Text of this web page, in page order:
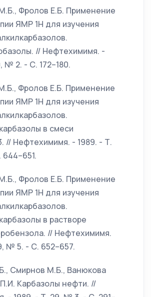
Фролов Е.Б. Применение
ЯМР 1Н для изучения
// Нефтехимимя. -
№ 2. - С. 172–180.
Фролов Е.Б. Применение
ЯМР 1Н для изучения
в смеси
// Нефтехимимя. - 1989. - Т.
Фролов Е.Б. Применение
ЯМР 1Н для изучения
в растворе
// Нефтехимимя.
№ 5. - С. 652–657.
Смирнов М.Б., Ванюкова
Карбазолы нефти. //